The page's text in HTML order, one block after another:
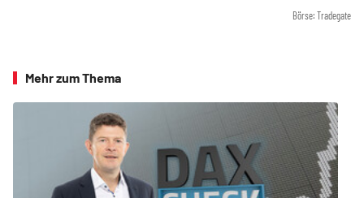
Börse: Tradegate
Mehr zum Thema